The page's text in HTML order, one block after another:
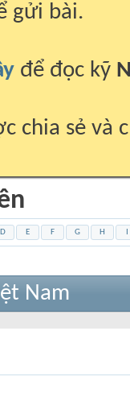
gửi bài.
để đọc kỹ
chia sẻ và
D E F G H
Nam